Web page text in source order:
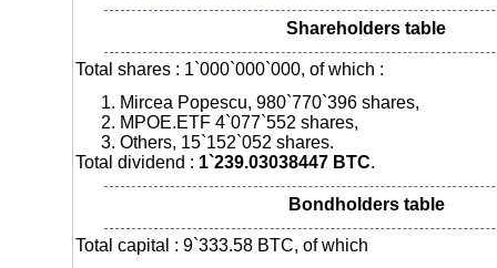
Shareholders table
Total shares : 1`000`000`000, of which :
Mircea Popescu, 980`770`396 shares,
MPOE.ETF 4`077`552 shares,
Others, 15`152`052 shares.
Total dividend : 1`239.03038447 BTC.
Bondholders table
Total capital : 9`333.58 BTC, of which